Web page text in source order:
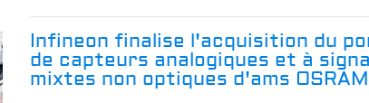
Infineon finalise l'acquisition du
de capteurs analogiques et à
mixtes non optiques d'ams OSRAM